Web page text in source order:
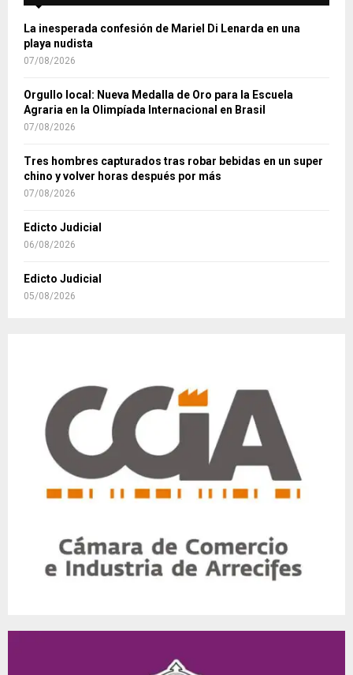
La inesperada confesión de Mariel Di Lenarda en una
playa nudista
07/08/2026
Orgullo local: Nueva Medalla de Oro para la Escuela
Agraria en la Olimpíada Internacional en Brasil
07/08/2026
Tres hombres capturados tras robar bebidas en un super
chino y volver horas después por más
07/08/2026
Edicto Judicial
06/08/2026
Edicto Judicial
05/08/2026